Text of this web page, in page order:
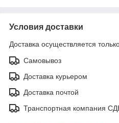
Условия доставки
Доставка осуществляется
Самовывоз
Доставка курьером
Доставка почтой
Транспортная компания